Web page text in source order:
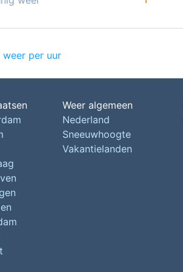
weer per uur
Weer algemeen
Nederland
Sneeuwhoogte
Vakantielanden